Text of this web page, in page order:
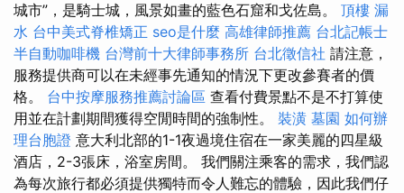
城市”，是騎士城，風景如畫的藍色石窟和戈佐島。 頂樓 漏
水 台中美式脊椎矯正 seo是什麼 高雄律師推薦 台北記帳士
半自動咖啡機 台灣前十大律師事務所 台北徵信社 請注意，
服務提供商可以在未經事先通知的情況下更改參賽者的價
格。 台中按摩服務推薦討論區 查看付費景點不是不打算使
用並在計劃期間獲得空閒時間的強制性。 裝潢 墓園 如何辦
理台胞證 意大利北部的1-1夜過境住宿在一家美麗的四星級
酒店，2-3張床，浴室房間。 我們關注乘客的需求，我們認
為每次旅行都必須提供獨特而令人難忘的體驗，因此我們仔